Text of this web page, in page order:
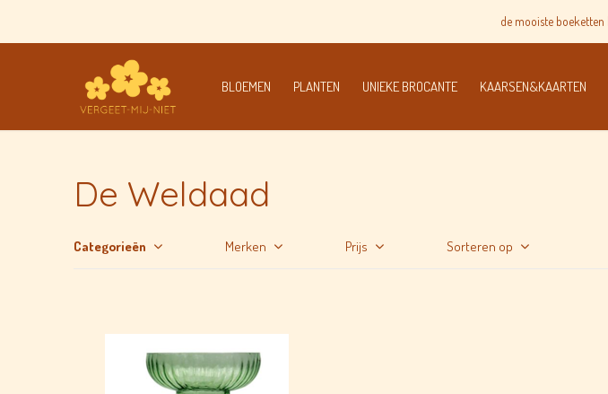
BLOEMEN PLANTEN UNIEKE BROCANTE KAARSEN&KAARTEN
De Weldaad
Categorieën Merken Prijs Sorteren op